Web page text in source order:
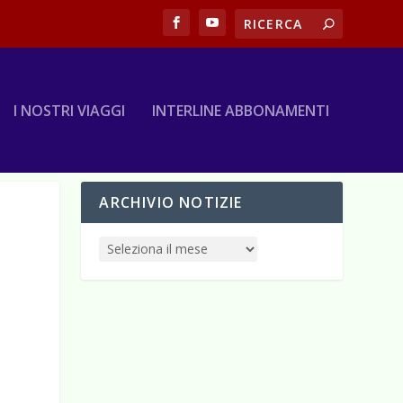
I NOSTRI VIAGGI INTERLINE ABBONAMENTI
ARCHIVIO NOTIZIE